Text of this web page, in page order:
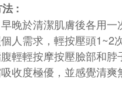
:
晚於清潔肌膚後各用一
人需求，輕按壓頭1~2
輕輕按摩按壓臉部和脖
收度極優，並感覺清爽